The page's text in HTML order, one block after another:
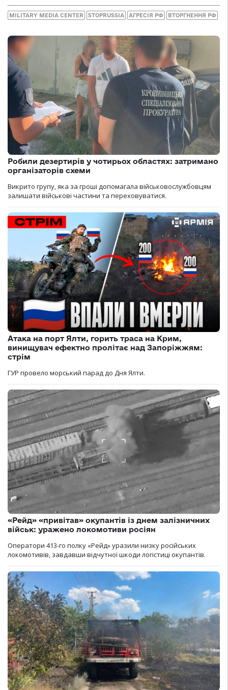
MILITARY MEDIA CENTER STOPRUSSIA АГРЕСІЯ РФ ВТОРГНЕННЯ РФ
Робили дезертирів у чотирьох областях: затримано
організаторів схеми
Викрито групу, яка за гроші допомагала військовослужбовцям
залишати військові частини та переховуватися.
Атака на порт Ялти, горить траса на Крим,
винищувач ефектно пролітає над Запоріжжям:
стрім
ГУР провело морський парад до Дня Ялти.
«Рейд» «привітав» окупантів із днем залізничних
військ: уражено локомотиви росіян
Оператори 413-го полку «Рейд» уразили низку російських
локомотивів, завдавши відчутної шкоди логістиці окупантів.